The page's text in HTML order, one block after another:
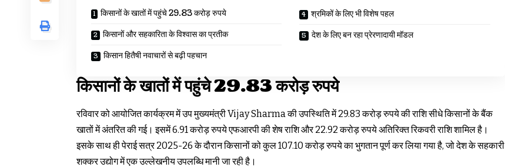
किसानों के खातों में पहुंचे 29.83 करोड़ रुपये
किसानों और सहकारिता के विश्वास का प्रतीक
किसान हितैषी नवाचारों से बढ़ी पहचान
श्रमिकों के लिए भी विशेष पहल
देश के लिए बन रहा प्रेरणादायी मॉडल
किसानों के खातों में पहुंचे 29.83 करोड़ रुपये
रविवार को आयोजित कार्यक्रम में उप मुख्यमंत्री Vijay Sharma की उपस्थिति में 29.83 करोड़ रुपये की राशि सीधे किसानों के बैंक
खातों में अंतरित की गई। इसमें 6.91 करोड़ रुपये एफआरपी की शेष राशि और 22.92 करोड़ रुपये अतिरिक्त रिकवरी राशि शामिल है।
इसके साथ ही पेराई सत्र 2025-26 के दौरान किसानों को कुल 107.10 करोड़ रुपये का भुगतान पूर्ण कर लिया गया है, जो देश के सहकारी
शक्कर उद्योग में एक उल्लेखनीय उपलब्धि मानी जा रही है।